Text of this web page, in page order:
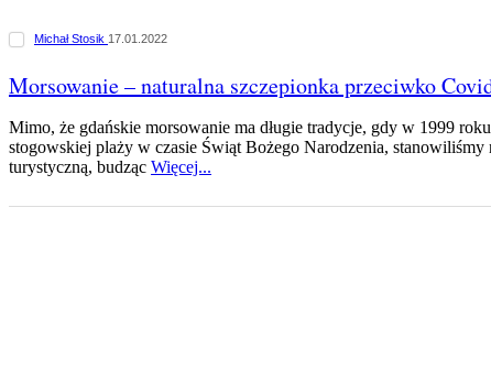
Michał Stosik 17.01.2022
Morsowanie – naturalna szczepionka przeciwko
Mimo, że gdańskie morsowanie ma długie tradycje, gdy w 1999
stogowskiej plaży w czasie Świąt Bożego Narodzenia,
turystyczną, budząc Więcej...